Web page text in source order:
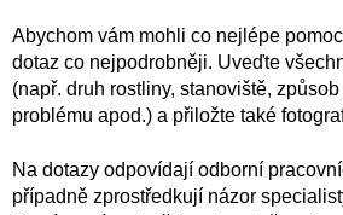
Abychom vám mohli co nejlépe
dotaz co nejpodrobněji. Uveďte
(např. druh rostliny, stanoviště,
problému apod.) a přiložte také
Na dotazy odpovídají odborní
případně zprostředkují názor